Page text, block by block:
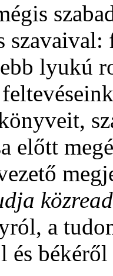
lyukú
előtt
a
és